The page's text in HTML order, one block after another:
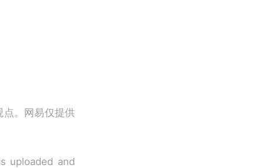
点。网易仅提供
uploaded and